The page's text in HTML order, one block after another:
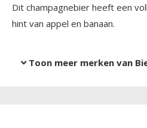
Dit champagnebier heeft een
hint van appel en banaan.
Toon meer merken van